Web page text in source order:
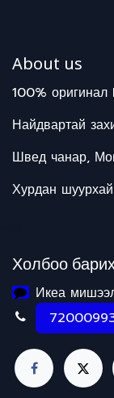
About us
100% оригинал
Найдвартай
Швед чанар,
Хурдан шуурхай
Холбоо
Икеа